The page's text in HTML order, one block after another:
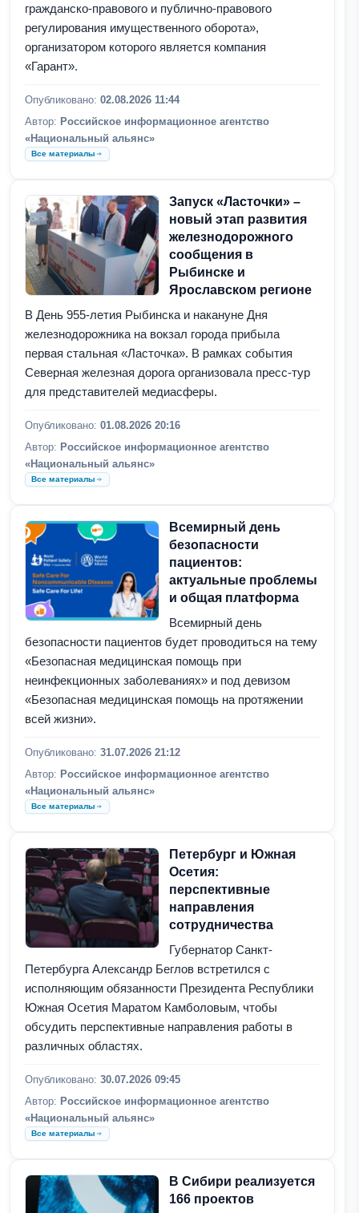
гражданско-правового и публично-правового
регулирования имущественного оборота»,
организатором которого является компания
«Гарант».
Опубликовано: 02.08.2026 11:44
Автор: Российское информационное агентство
«Национальный альянс»
Все материалы
Запуск «Ласточки» –
новый этап развития
железнодорожного
сообщения в
Рыбинске и
Ярославском регионе
В День 955-летия Рыбинска и накануне Дня
железнодорожника на вокзал города прибыла
первая стальная «Ласточка». В рамках события
Северная железная дорога организовала пресс-тур
для представителей медиасферы.
Опубликовано: 01.08.2026 20:16
Автор: Российское информационное агентство
«Национальный альянс»
Все материалы
Всемирный день
безопасности
пациентов:
актуальные проблемы
и общая платформа
Всемирный день
безопасности пациентов будет проводиться на тему
«Безопасная медицинская помощь при
неинфекционных заболеваниях» и под девизом
«Безопасная медицинская помощь на протяжении
всей жизни».
Опубликовано: 31.07.2026 21:12
Автор: Российское информационное агентство
«Национальный альянс»
Все материалы
Петербург и Южная
Осетия:
перспективные
направления
сотрудничества
Губернатор Санкт-
Петербурга Александр Беглов встретился с
исполняющим обязанности Президента Республики
Южная Осетия Маратом Камболовым, чтобы
обсудить перспективные направления работы в
различных областях.
Опубликовано: 30.07.2026 09:45
Автор: Российское информационное агентство
«Национальный альянс»
Все материалы
В Сибири реализуется
166 проектов